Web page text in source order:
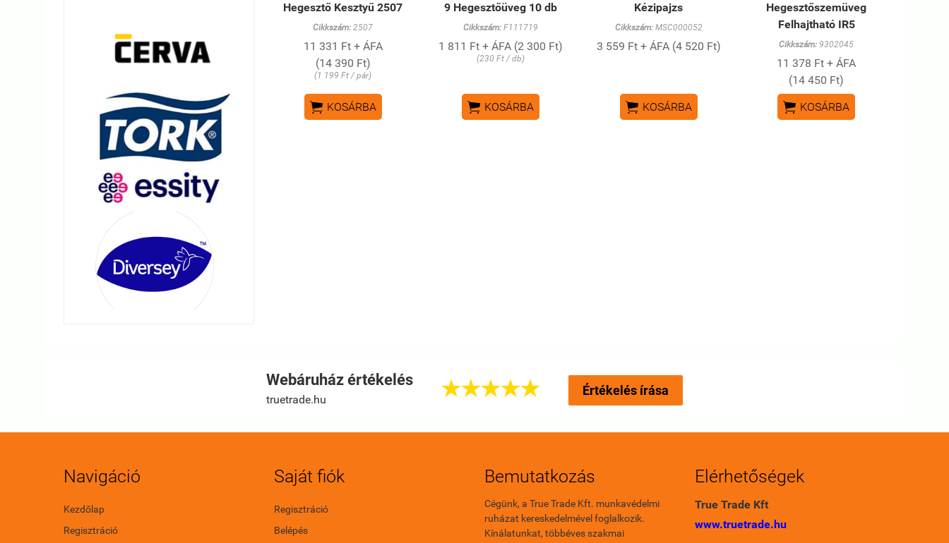
Hegesztő Kesztyű 2507
Cikkszám: 2507
11 331 Ft + ÁFA
(14 390 Ft)
(1 199 Ft / pár)
 KOSÁRBA
9 Hegesztőüveg 10 db
Cikkszám: F111719
1 811 Ft + ÁFA (2 300 Ft)
(230 Ft / db)
 KOSÁRBA
Kézipajzs
Cikkszám:MSC000052
3 559 Ft + ÁFA (4 520 Ft)
 KOSÁRBA
Hegesztőszemüveg
Felhajtható IR5
Cikkszám: 9302045
11 378 Ft + ÁFA
(14 450 Ft)
 KOSÁRBA
Webáruház értékelés
truetrade.hu
 Értékelés írása
Navigáció
Kezdőlap
Regisztráció
Saját fiók
Regisztráció
Belépés
Bemutatkozás
Cégünk, a True Trade Kft. munkavédelmi
ruházat kereskedelmével foglalkozik.
Kínálatunkat, többéves szakmai
Elérhetőségek
True Trade Kft
www.truetrade.hu